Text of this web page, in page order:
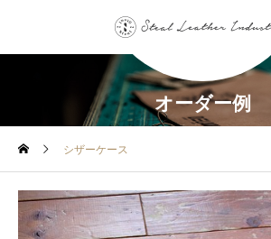
オーダー例
シザーケース